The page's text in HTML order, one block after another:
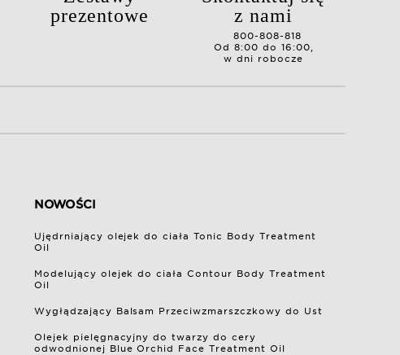
prezentowe
z nami
800-808-818
Od 8:00 do 16:00,
w dni robocze
NOWOŚCI
Ujędrniający olejek do ciała Tonic Body Treatment
Oil
Modelujący olejek do ciała Contour Body Treatment
Oil
Wygłądzający Balsam Przeciwzmarszczkowy do Ust
Olejek pielęgnacyjny do twarzy do cery
odwodnionej Blue Orchid Face Treatment Oil